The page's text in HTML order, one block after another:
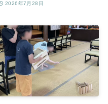
2026年7月28日